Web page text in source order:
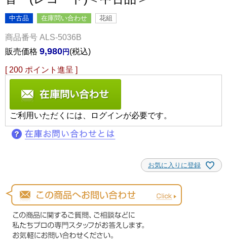
中古品 在庫問い合わせ 花組
商品番号 ALS-5036B
販売価格 9,980 税込
[ 200 ポイント進呈 ]
ご利用いただくには、ログインが必要です。
お気に入りに登録